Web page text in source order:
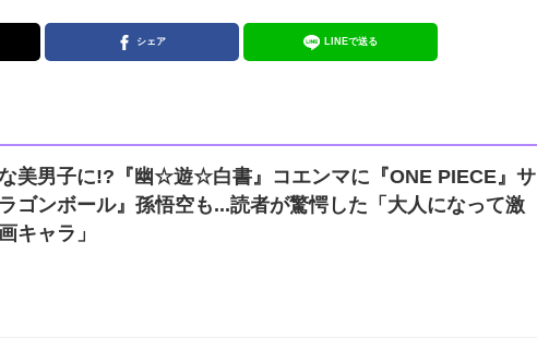
シェア LINEで送る
美男子に!?『幽☆遊☆白書』コエンマに『ONE PIECE』サ
ゴンボール』孫悟空も...読者が驚愕した「大人になって激
キャラ」